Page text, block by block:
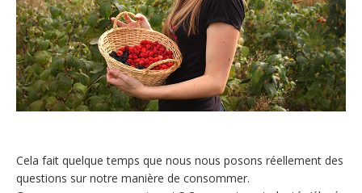
Cela fait quelque temps que nous nous posons réellement des
questions sur notre manière de consommer.